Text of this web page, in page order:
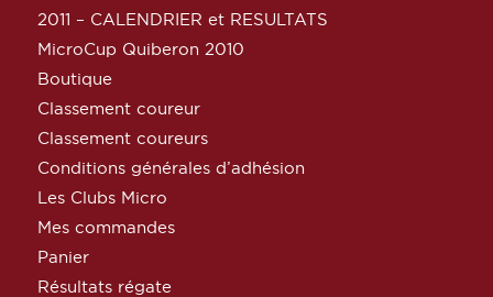
2011 – CALENDRIER et RESULTATS
MicroCup Quiberon 2010
Boutique
Classement coureur
Classement coureurs
Conditions générales d’adhésion
Les Clubs Micro
Mes commandes
Panier
Résultats régate